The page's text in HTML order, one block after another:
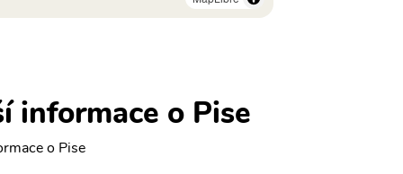
informace o Pise
o Pise